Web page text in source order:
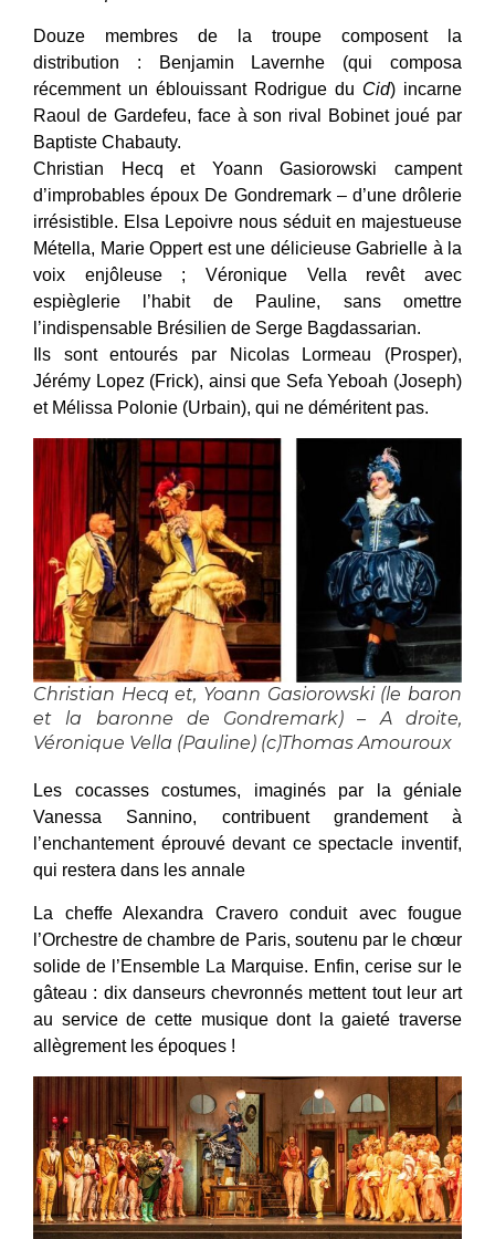
Douze membres de la troupe composent la
distribution : Benjamin Lavernhe (qui composa
récemment un éblouissant Rodrigue du Cid) incarne
Raoul de Gardefeu, face à son rival Bobinet joué par
Baptiste Chabauty.
Christian Hecq et Yoann Gasiorowski campent
d’improbables époux De Gondremark – d’une drôlerie
irrésistible. Elsa Lepoivre nous séduit en majestueuse
Métella, Marie Oppert est une délicieuse Gabrielle à la
voix enjôleuse ; Véronique Vella revêt avec
espièglerie l’habit de Pauline, sans omettre
l’indispensable Brésilien de Serge Bagdassarian.
Ils sont entourés par Nicolas Lormeau (Prosper),
Jérémy Lopez (Frick), ainsi que Sefa Yeboah (Joseph)
et Mélissa Polonie (Urbain), qui ne déméritent pas.
Christian Hecq et, Yoann Gasiorowski (le baron
et la baronne de Gondremark) – A droite,
Véronique Vella (Pauline) (c)Thomas Amouroux
Les cocasses costumes, imaginés par la géniale
Vanessa Sannino, contribuent grandement à
l’enchantement éprouvé devant ce spectacle inventif,
qui restera dans les annale
La cheffe Alexandra Cravero conduit avec fougue
l’Orchestre de chambre de Paris, soutenu par le chœur
solide de l’Ensemble La Marquise. Enfin, cerise sur le
gâteau : dix danseurs chevronnés mettent tout leur art
au service de cette musique dont la gaieté traverse
allègrement les époques !